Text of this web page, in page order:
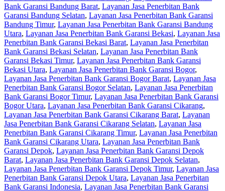
Bank Garansi Bandung Barat, Layanan Jasa Penerbitan Bank
Garansi Bandung Selatan, Layanan Jasa Penerbitan Bank Garansi
Bandung Timur, Layanan Jasa Penerbitan Bank Garansi Bandung
Utara, Layanan Jasa Penerbitan Bank Garansi Bekasi, Layanan Jasa
Penerbitan Bank Garansi Bekasi Barat, Layanan Jasa Penerbitan
Bank Garansi Bekasi Selatan, Layanan Jasa Penerbitan Bank
Garansi Bekasi Timur, Layanan Jasa Penerbitan Bank Garansi
Bekasi Utara, Layanan Jasa Penerbitan Bank Garansi Bogor,
Layanan Jasa Penerbitan Bank Garansi Bogor Barat, Layanan Jasa
Penerbitan Bank Garansi Bogor Selatan, Layanan Jasa Penerbitan
Bank Garansi Bogor Timur, Layanan Jasa Penerbitan Bank Garansi
Bogor Utara, Layanan Jasa Penerbitan Bank Garansi Cikarang,
Layanan Jasa Penerbitan Bank Garansi Cikarang Barat, Layanan
Jasa Penerbitan Bank Garansi Cikarang Selatan, Layanan Jasa
Penerbitan Bank Garansi Cikarang Timur, Layanan Jasa Penerbitan
Bank Garansi Cikarang Utara, Layanan Jasa Penerbitan Bank
Garansi Depok, Layanan Jasa Penerbitan Bank Garansi Depok
Barat, Layanan Jasa Penerbitan Bank Garansi Depok Selatan,
Layanan Jasa Penerbitan Bank Garansi Depok Timur, Layanan Jasa
Penerbitan Bank Garansi Depok Utara, Layanan Jasa Penerbitan
Bank Garansi Indonesia, Layanan Jasa Penerbitan Bank Garansi